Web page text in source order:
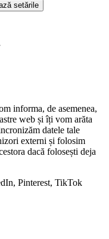
setările
informa, de asemenea,
web și îți vom arăta
datele tale
externi și folosim
dacă folosești deja
Pinterest, TikTok